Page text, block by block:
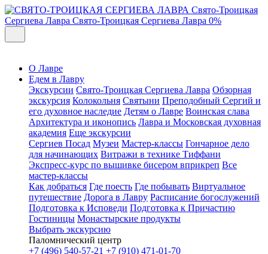
Свято-Троицкая
Сергиева Лавра Свято-Троицкая Сергиева Лавра 0%
О Лавре
Едем в Лавру
Экскурсии Свято-Троицкая Сергиева Лавра Обзорная
экскурсия Колокольня Святыни Преподобный Сергий и
его духовное наследие Детям о Лавре Воинская слава
Архитектура и иконопись Лавра и Московская духовная
академия Еще экскурсии
Сергиев Посад Музеи Мастер-классы Гончарное дело
для начинающих Витражи в технике Тиффани
Экспресс-курс по вышивке бисером вприкреп Все
мастер-классы
Как добраться Где поесть Где побывать Виртуальное
путешествие Дорога в Лавру Расписание богослужений
Подготовка к Исповеди Подготовка к Причастию
Гостиницы Монастырские продукты
Выбрать экскурсию
Паломнический центр
+7 (496) 540-57-21 +7 (910) 471-01-70